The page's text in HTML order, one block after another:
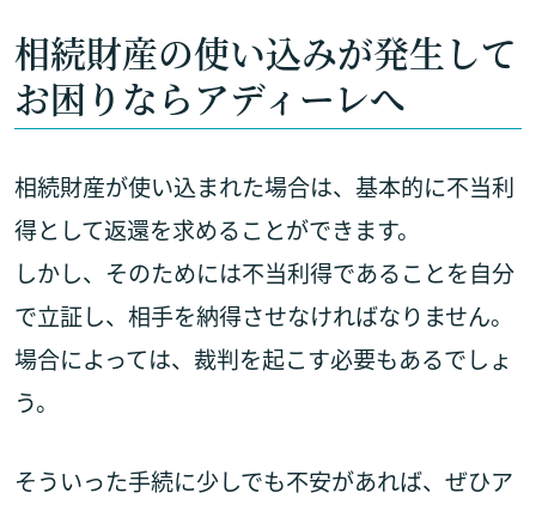
相続財産の使い込みが発生して
お困りならアディーレへ
相続財産が使い込まれた場合は、基本的に不当利
得として返還を求めることができます。
しかし、そのためには不当利得であることを自分
で立証し、相手を納得させなければなりません。
場合によっては、裁判を起こす必要もあるでしょ
う。
そういった手続に少しでも不安があれば、ぜひア